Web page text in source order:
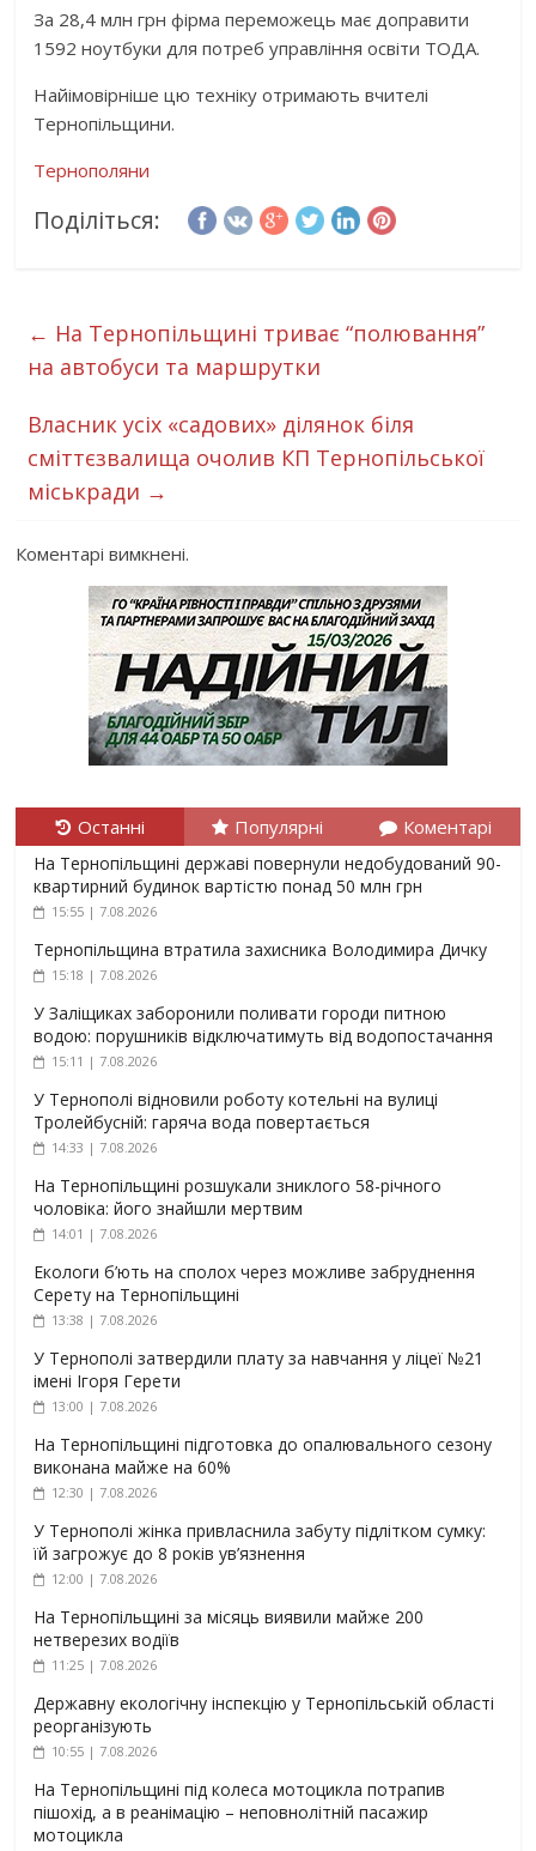
За 28,4 млн грн фірма переможець має доправити
1592 ноутбуки для потреб управління освіти ТОДА.
Найімовірніше цю техніку отримають вчителі
Тернопільщини.
Тернополяни
Поділіться:
← На Тернопільщині триває “полювання”
на автобуси та маршрутки
Власник усіх «садових» ділянок біля
сміттєзвалища очолив КП Тернопільської
міськради →
Коментарі вимкнені.
Останні Популярні Коментарі
На Тернопільщині державі повернули недобудований 90-
квартирний будинок вартістю понад 50 млн грн
15:55 | 7.08.2026
Тернопільщина втратила захисника Володимира Дичку
15:18 | 7.08.2026
У Заліщиках заборонили поливати городи питною
водою: порушників відключатимуть від водопостачання
15:11 | 7.08.2026
У Тернополі відновили роботу котельні на вулиці
Тролейбусній: гаряча вода повертається
14:33 | 7.08.2026
На Тернопільщині розшукали зниклого 58-річного
чоловіка: його знайшли мертвим
14:01 | 7.08.2026
Екологи б’ють на сполох через можливе забруднення
Серету на Тернопільщині
13:38 | 7.08.2026
У Тернополі затвердили плату за навчання у ліцеї №21
імені Ігоря Герети
13:00 | 7.08.2026
На Тернопільщині підготовка до опалювального сезону
виконана майже на 60%
12:30 | 7.08.2026
У Тернополі жінка привласнила забуту підлітком сумку:
їй загрожує до 8 років ув’язнення
12:00 | 7.08.2026
На Тернопільщині за місяць виявили майже 200
нетверезих водіїв
11:25 | 7.08.2026
Державну екологічну інспекцію у Тернопільській області
реорганізують
10:55 | 7.08.2026
На Тернопільщині під колеса мотоцикла потрапив
пішохід, а в реанімацію – неповнолітній пасажир
мотоцикла